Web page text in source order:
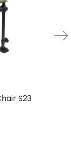
S23